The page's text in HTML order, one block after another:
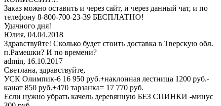
Заказ можно оставить и через сайт, и через данный чат, и по
телефону 8-800-700-23-39 БЕСПЛАТНО!
Удачного дня!
Юлия, 04.04.2018
Здравствуйте! Сколько будет стоить доставка в Тверскую обл.
п.Рамешки? И по времени?
admin, 16.10.2017
Светлана, здравствуйте,
УСК Олимпик-6 16 950 руб.+наклонная лестница 1200 руб.-
канат 850 руб.+470 тарзанка= 17 770 руб.
Если нужно убрать качель деревянную БЕЗ СПИНКИ -минус